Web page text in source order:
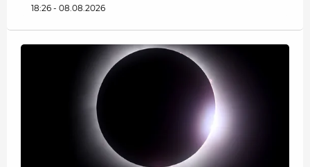
18:26 - 08.08.2026